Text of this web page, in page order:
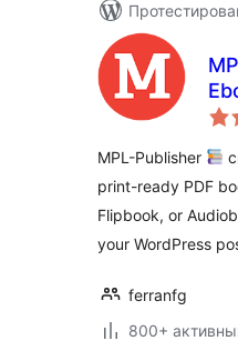
MPL-Publisher
print-ready PDF
Flipbook, or
your WordPress
ferranfg
800+